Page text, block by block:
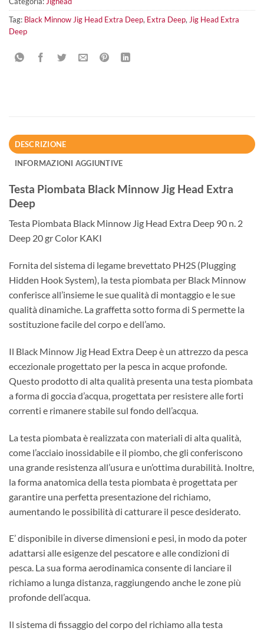
Tag: Black Minnow Jig Head Extra Deep, Extra Deep, Jig Head Extra
Deep
DESCRIZIONE
INFORMAZIONI AGGIUNTIVE
Testa Piombata Black Minnow Jig Head Extra
Deep
Testa Piombata Black Minnow Jig Head Extra Deep 90 n. 2
Deep 20 gr Color KAKI
Fornita del sistema di legame brevettato PH2S (Plugging
Hidden Hook System), la testa piombata per Black Minnow
conferisce all’insieme le sue qualità di montaggio e le sue
qualità dinamiche. La graffetta sotto forma di S permette la
sostituzione facile del corpo e dell’amo.
Il Black Minnow Jig Head Extra Deep è un attrezzo da pesca
eccezionale progettato per la pesca in acque profonde.
Questo prodotto di alta qualità presenta una testa piombata
a forma di goccia d’acqua, progettata per resistere alle forti
correnti e rimanere stabile sul fondo dell’acqua.
La testa piombata è realizzata con materiali di alta qualità,
come l’acciaio inossidabile e il piombo, che gli conferiscono
una grande resistenza all’usura e un’ottima durabilità. Inoltre,
la forma anatomica della testa piombata è progettata per
garantire una perfetta presentazione del richiamo,
aumentando le possibilità di catturare il pesce desiderato.
E’ disponibile in diverse dimensioni e pesi, in modo da poter
adattarsi alle esigenze del pescatore e alle condizioni di
pesca. La sua forma aerodinamica consente di lanciare il
richiamo a lunga distanza, raggiungendo anche le zone più
profonde dell’acqua.
Il sistema di fissaggio del corpo del richiamo alla testa